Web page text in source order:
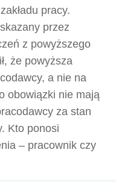
pracy.
przez
z powyższego
że powyższa
a nie na
obowiązki nie mają
za stan
Kto ponosi
– pracownik czy